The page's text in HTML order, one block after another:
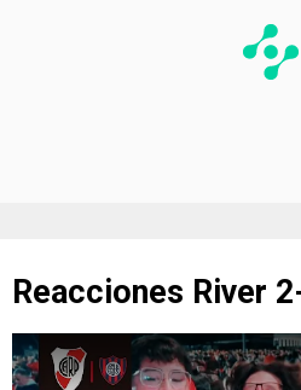
Reacciones River